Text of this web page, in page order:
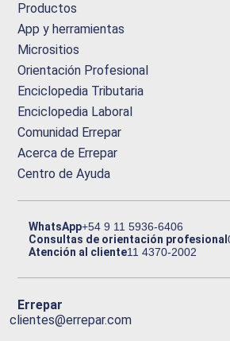
Productos
App y herramientas
Micrositios
Orientación Profesional
Enciclopedia Tributaria
Enciclopedia Laboral
Comunidad Errepar
Acerca de Errepar
Centro de Ayuda
WhatsApp+54 9 11 5936-6406
Consultas de orientación profesional
Atención al cliente11 4370-2002
Errepar
clientes@errepar.com